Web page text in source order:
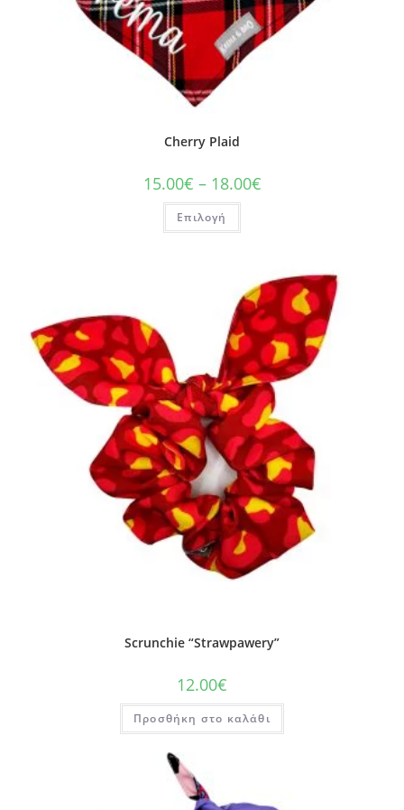
Cherry Plaid
15.00€ – 18.00€
Επιλογή
Scrunchie “Strawpawery”
12.00€
Προσθήκη στο καλάθι